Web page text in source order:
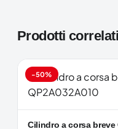
Prodotti correlati
-50%
Cilindro a corsa breve